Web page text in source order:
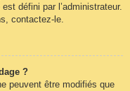
défini par l’administrateur.
contactez-le.
?
peuvent être modifiés que